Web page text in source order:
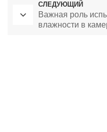
СЛЕДУЮЩИЙ
Важная роль
влажности в